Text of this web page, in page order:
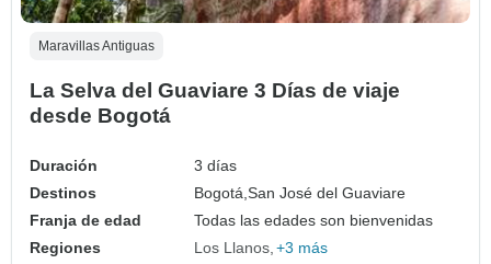
Maravillas Antiguas
La Selva del Guaviare 3 Días de viaje
desde Bogotá
Duración
3 días
Destinos
Bogotá,San José del Guaviare
Franja de edad
Todas las edades son bienvenidas
Regiones
Los Llanos +3 más